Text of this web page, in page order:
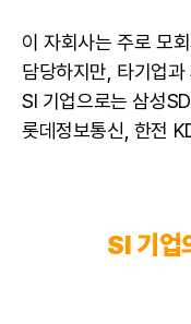
이 자회사는 주로 모
담당하지만, 타기업
SI 기업으로는 삼성
롯데정보통신, 한전
SI 기업